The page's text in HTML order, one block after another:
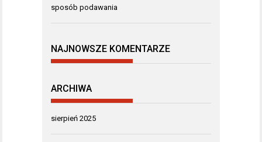
sposób podawania
NAJNOWSZE KOMENTARZE
ARCHIWA
sierpień 2025